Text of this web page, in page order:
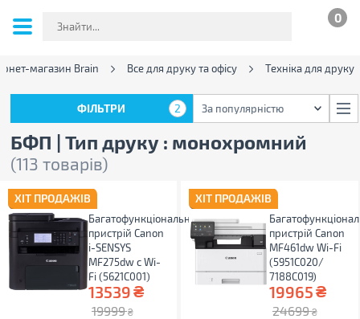
0
магазин Brain Все для друку та офісу Техніка для друку
БФП | Тип друку : монохромний
(113 товарів)
ФІЛЬТРИ 2 За популярністю
ХІТ ПРОДАЖІВ
Багатофункціональний
пристрій Canon
i-SENSYS
MF275dw c Wi-
Fi (5621C001)
13539₴
19999 ₴
ХІТ ПРОДАЖІВ
пристрій Canon
MF461dw Wi-Fi
(5951C020/
7188C019)
19965₴
24699 ₴
ФІЛЬТРИ 2 За популярністю